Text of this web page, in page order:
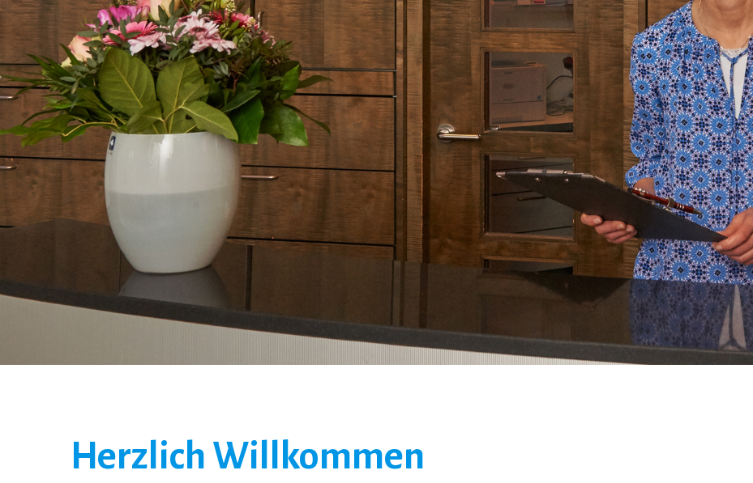
Herzlich Willkommen